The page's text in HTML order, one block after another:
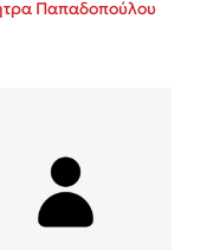
Παπαδοπούλου